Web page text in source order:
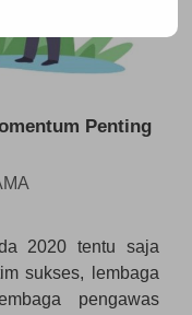
Penting
2020 tentu saja
sukses, lembaga
pengawas